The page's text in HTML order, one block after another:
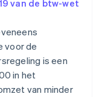
van de btw-wet
voor de
is een
in het
van minder